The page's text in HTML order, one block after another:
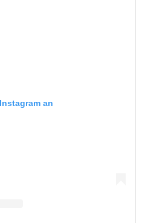
an